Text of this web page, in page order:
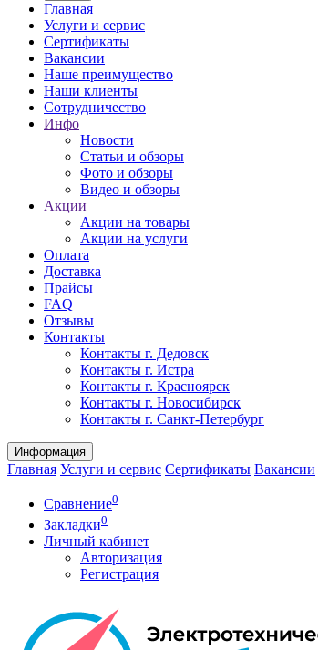
Главная
Услуги и сервис
Сертификаты
Вакансии
Наше преимущество
Наши клиенты
Сотрудничество
Инфо
Новости
Статьи и обзоры
Фото и обзоры
Видео и обзоры
Акции
Акции на товары
Акции на услуги
Оплата
Доставка
Прайсы
FAQ
Отзывы
Контакты
Контакты г. Дедовск
Контакты г. Истра
Контакты г. Красноярск
Контакты г. Новосибирск
Контакты г. Санкт-Петербург
Информация
Главная Услуги и сервис Сертификаты Вакансии
Сравнение0
Закладки0
Личный кабинет
Авторизация
Регистрация